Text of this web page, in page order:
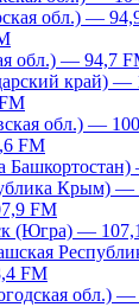
обл.) —
обл.) — 94,7
край) —
обл.) —
FM
Крым) —
FM
(Югра) —
FM
обл.)